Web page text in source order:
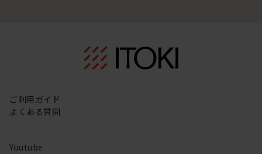
ご利用ガイド
よくある質問
Youtube